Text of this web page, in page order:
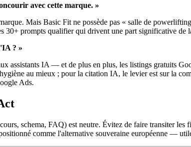
avec cette marque. »
Mais Basic Fit ne possède pas « salle de
30+ prompts qualifier qui drivent une part significative de
? »
assistants IA — et de plus en plus, les listings gratuits
au mieux ; pour la citation IA, le levier est sur la
Ads.
schema, FAQ) est neutre. Évitez de faire transiter les
comme l'alternative souveraine européenne —